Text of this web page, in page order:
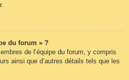
du forum » ?
de l’équipe du forum, y compris
ainsi que d’autres détails tels que les